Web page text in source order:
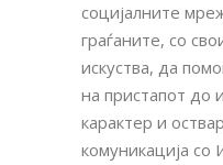
социјалните
граѓаните, со
искуства, да
на пристапот до
карактер и
комуникација со